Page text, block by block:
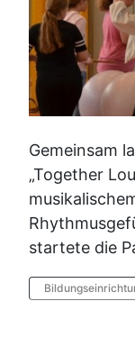
Gemeinsam
„Together
startete die